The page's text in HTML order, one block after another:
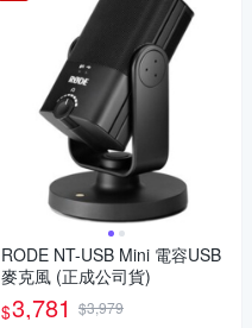
RODE NT-USB Mini 電容USB
麥克風 (正成公司貨)
$3,781 $3,979